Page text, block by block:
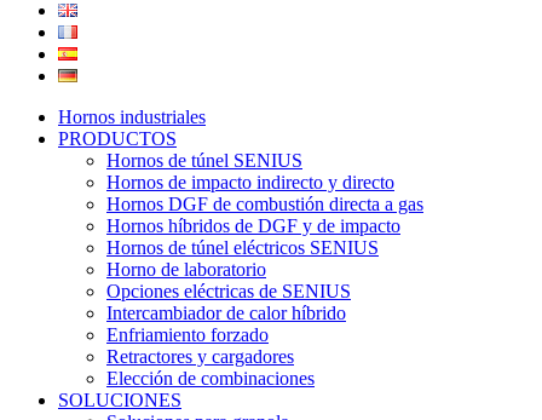
Hornos industriales
PRODUCTOS
Hornos de túnel SENIUS
Hornos de impacto indirecto y directo
Hornos DGF de combustión directa a gas
Hornos híbridos de DGF y de impacto
Hornos de túnel eléctricos SENIUS
Horno de laboratorio
Opciones eléctricas de SENIUS
Intercambiador de calor híbrido
Enfriamiento forzado
Retractores y cargadores
Elección de combinaciones
SOLUCIONES